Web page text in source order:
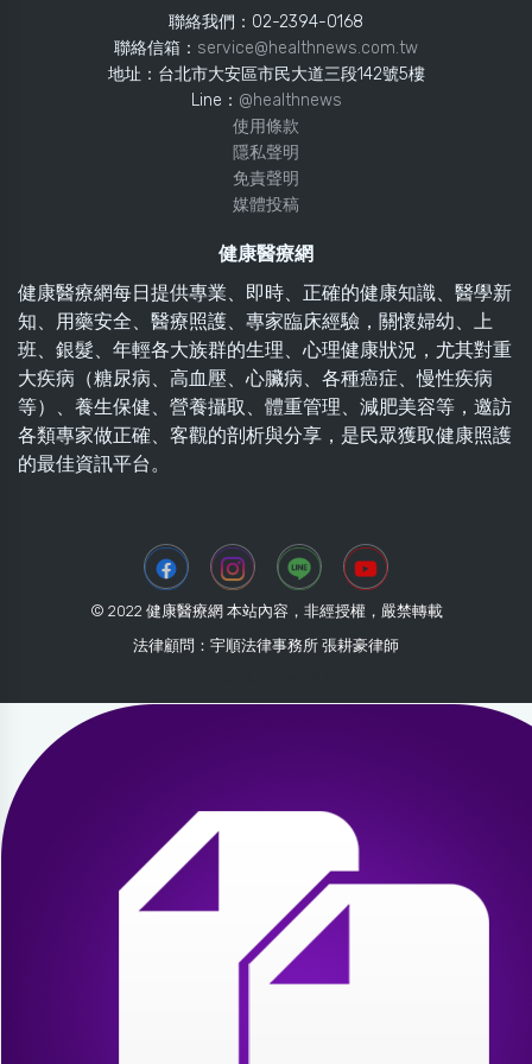
聯絡我們：02-2394-0168
聯絡信箱： service@healthnews.com.tw
地址：台北市大安區市民大道三段142號5樓
Line： @healthnews
使用條款
隱私聲明
免責聲明
媒體投稿
健康醫療網
健康醫療網每日提供專業、即時、正確的健康知識、醫學新
知、用藥安全、醫療照護、專家臨床經驗，關懷婦幼、上
班、銀髮、年輕各大族群的生理、心理健康狀況，尤其對重
大疾病（糖尿病、高血壓、心臟病、各種癌症、慢性疾病
等）、養生保健、營養攝取、體重管理、減肥美容等，邀訪
各類專家做正確、客觀的剖析與分享，是民眾獲取健康照護
的最佳資訊平台。
© 2022 健康醫療網 本站內容，非經授權，嚴禁轉載
法律顧問：宇順法律事務所 張耕豪律師